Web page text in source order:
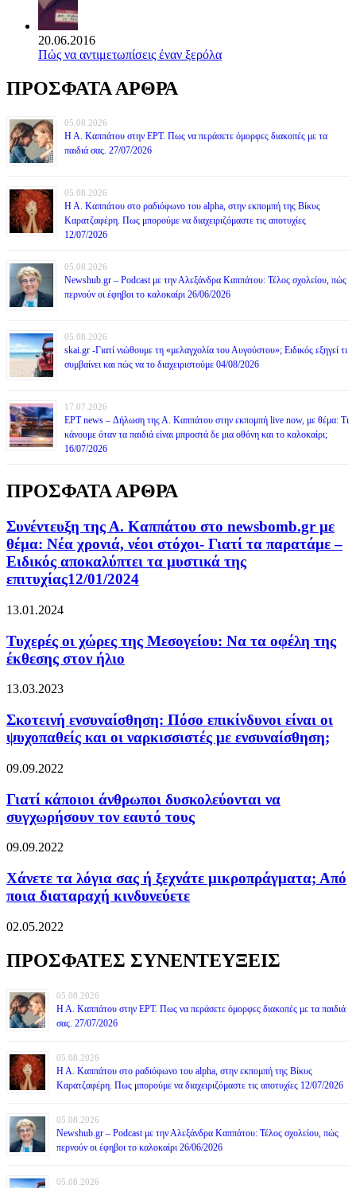
20.06.2016
Πώς να αντιμετωπίσεις έναν ξερόλα
ΠΡΟΣΦΑΤΑ ΑΡΘΡΑ
05.08.2026
Η Α. Καππάτου στην ΕΡΤ. Πως να περάσετε όμορφες διακοπές με τα
παιδιά σας. 27/07/2026
05.08.2026
Η Α. Καππάτου στο ραδιόφωνο του alpha, στην εκπομπή της Βίκυς
Καρατζαφέρη. Πως μπορούμε να διαχειριζόμαστε τις αποτυχίες
12/07/2026
05.08.2026
Newshub.gr – Podcast με την Αλεξάνδρα Καππάτου: Τέλος σχολείου, πώς
περνούν οι έφηβοι το καλοκαίρι 26/06/2026
05.08.2026
skai.gr -Γιατί νιώθουμε τη «μελαγχολία του Αυγούστου»; Ειδικός εξηγεί τι
συμβαίνει και πώς να το διαχειριστούμε 04/08/2026
17.07.2026
ΕΡΤ news – Δήλωση της Α. Καππάτου στην εκπομπή live now, με θέμα: Τι
κάνουμε όταν τα παιδιά είναι μπροστά δε μια οθόνη και το καλοκαίρι;
16/07/2026
ΠΡΟΣΦΑΤΑ ΑΡΘΡΑ
Συνέντευξη της Α. Καππάτου στο newsbomb.gr με
θέμα: Νέα χρονιά, νέοι στόχοι- Γιατί τα παρατάμε –
Ειδικός αποκαλύπτει τα μυστικά της
επιτυχίας12/01/2024
13.01.2024
Τυχερές οι χώρες της Μεσογείου: Να τα οφέλη της
έκθεσης στον ήλιο
13.03.2023
Σκοτεινή ενσυναίσθηση: Πόσο επικίνδυνοι είναι οι
ψυχοπαθείς και οι ναρκισσιστές με ενσυναίσθηση;
09.09.2022
Γιατί κάποιοι άνθρωποι δυσκολεύονται να
συγχωρήσουν τον εαυτό τους
09.09.2022
Χάνετε τα λόγια σας ή ξεχνάτε μικροπράγματα; Από
ποια διαταραχή κινδυνεύετε
02.05.2022
ΠΡΟΣΦΑΤΕΣ ΣΥΝΕΝΤΕΥΞΕΙΣ
05.08.2026
Η Α. Καππάτου στην ΕΡΤ. Πως να περάσετε όμορφες διακοπές με τα παιδιά
σας. 27/07/2026
05.08.2026
Η Α. Καππάτου στο ραδιόφωνο του alpha, στην εκπομπή της Βίκυς
Καρατζαφέρη. Πως μπορούμε να διαχειριζόμαστε τις αποτυχίες 12/07/2026
05.08.2026
Newshub.gr – Podcast με την Αλεξάνδρα Καππάτου: Τέλος σχολείου, πώς
περνούν οι έφηβοι το καλοκαίρι 26/06/2026
05.08.2026